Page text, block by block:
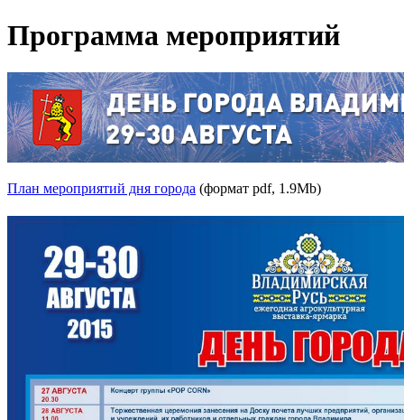
Программа мероприятий
План мероприятий дня города (формат pdf, 1.9Mb)